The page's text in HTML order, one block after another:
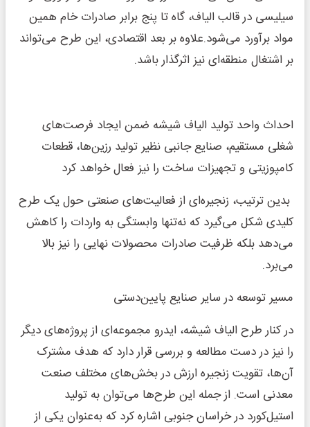
سیلیسی در قالب الیاف، گاه تا پنج برابر صادرات خام همین
مواد برآورد می‌شود.علاوه بر بعد اقتصادی، این طرح می‌تواند
بر اشتغال منطقه‌ای نیز اثرگذار باشد.
احداث واحد تولید الیاف شیشه ضمن ایجاد فرصت‌های
شغلی مستقیم، صنایع جانبی نظیر تولید رزین‌ها، قطعات
کامپوزیتی و تجهیزات ساخت را نیز فعال خواهد کرد
بدین ترتیب، زنجیره‌ای از فعالیت‌های صنعتی حول یک طرح
کلیدی شکل می‌گیرد که نه‌تنها وابستگی به واردات را کاهش
می‌دهد بلکه ظرفیت صادرات محصولات نهایی را نیز بالا
می‌برد.
مسیر توسعه در سایر صنایع پایین‌دستی
در کنار طرح الیاف شیشه، ایدرو مجموعه‌ای از پروژه‌های دیگر
را نیز در دست مطالعه و بررسی قرار دارد که هدف مشترک
آن‌ها، تقویت زنجیره ارزش در بخش‌های مختلف صنعت
معدنی است. از جمله این طرح‌ها می‌توان به تولید
استیل‌کورد در خراسان جنوبی اشاره کرد که به‌عنوان یکی از